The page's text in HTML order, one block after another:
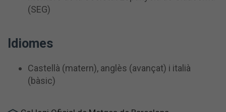
(SEG)
Idiomes
Castellà (matern), anglès (avançat) i italià
(bàsic)